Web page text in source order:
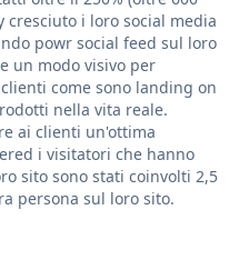
i loro social media
powr social feed sul loro
un modo visivo per
come sono landing on
nella vita reale.
ai clienti un'ottima
i visitatori che hanno
sito sono stati coinvolti 2,5
persona sul loro sito.